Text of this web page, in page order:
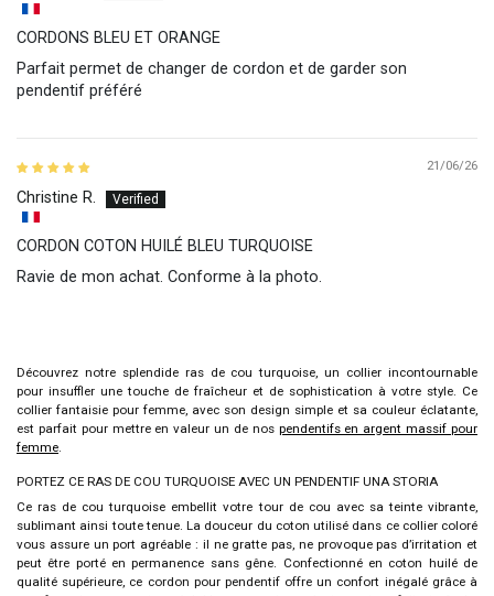
CORDONS BLEU ET ORANGE
Parfait permet de changer de cordon et de garder son
pendentif préféré
21/06/26
Christine R.
CORDON COTON HUILÉ BLEU TURQUOISE
Ravie de mon achat. Conforme à la photo.
Découvrez notre splendide ras de cou turquoise, un collier incontournable
pour insuffler une touche de fraîcheur et de sophistication à votre style. Ce
collier fantaisie pour femme, avec son design simple et sa couleur éclatante,
est parfait pour mettre en valeur un de nos pendentifs en argent massif pour
femme.
PORTEZ CE RAS DE COU TURQUOISE AVEC UN PENDENTIF UNA STORIA
Ceras de cou turquoise embellit votre tour de cou avec sa teinte vibrante,
sublimant ainsi toute tenue. La douceur du coton utilisé dans ce collier coloré
vous assure un port agréable : il ne gratte pas, ne provoque pas d’irritation et
peut être porté en permanence sans gêne. Confectionné en coton huilé de
qualité supérieure, ce cordon pour pendentif offre un confort inégalé grâce à